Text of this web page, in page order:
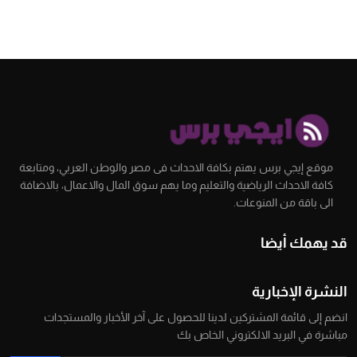
موقع إيجي برس يهتم بكافة الاحداث فى مصر والوطن العربي، ومتابعة
كافة الاحداث الرياضية والتعليم وما يهم سوق المال والاعمال، بالاضافة
الى باقة من المنوعات.
قد يهمك أيضا
النشرة الإخبارية
انضم إلى قائمة المشتركين لدينا للحصول على آخر الأخبار والمستجدات
مباشرة في البريد الالكتروني الخاص بك